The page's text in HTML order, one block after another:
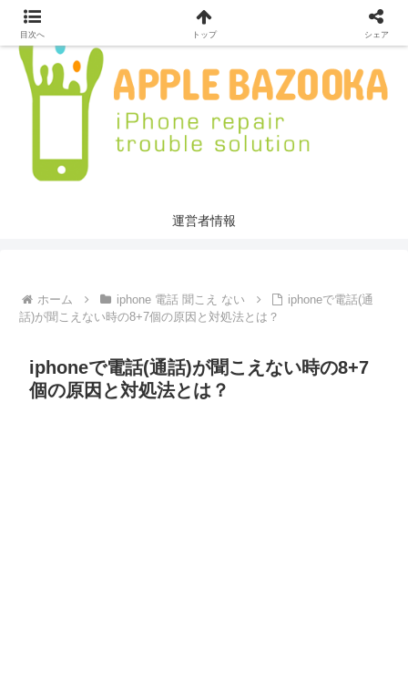
運営者情報
ホーム iphone 電話 聞こえ ない
iphoneで電話(通
話)が聞こえない時の8+7個の原因と対処法とは？
iphoneで電話(通話)が聞こえない時の8+7
個の原因と対処法とは？
目次へ トップ シェア